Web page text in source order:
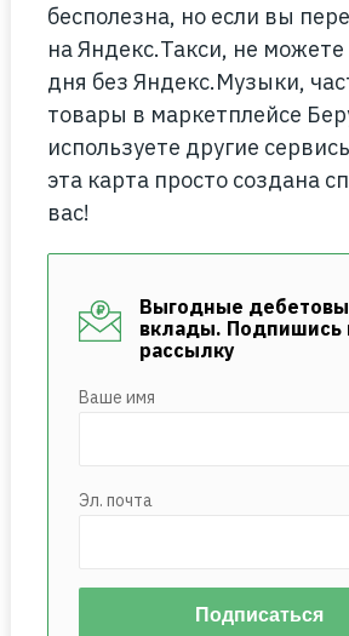
бесполезна, но если вы
на Яндекс.Такси, не
дня без Яндекс.Музыки,
товары в маркетплейсе
используете другие
эта карта просто создана
вас!
Выгодные
вклады. Подпишись
рассылку
Ваше имя
Эл. почта